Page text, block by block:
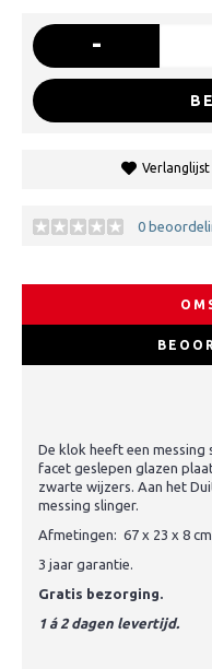
-
Verlanglijst
0
De klok heeft een
facet geslepen glazen
zwarte wijzers. Aan het
messing slinger.
Afmetingen: 67 x 23 x 8
3 jaar garantie.
Gratis bezorging.
1 á 2 dagen levertijd.